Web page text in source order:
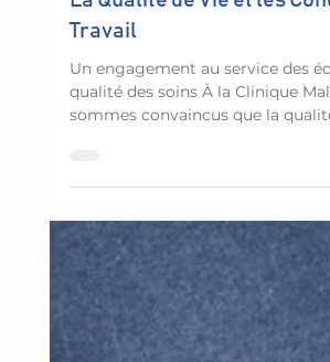
La Qualité de Vie et les
Travail
qualité des soins À la Clinique
indissociable des conditions dans
professionnels exercent leur
Vie et des Conditions de Travail
ainsi un axe essentiel de notre
d'établissement. Elle participe à
des équipes, à l'attractivité de nos